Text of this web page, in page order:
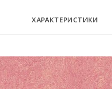
ХАРАКТЕРИСТИКИ